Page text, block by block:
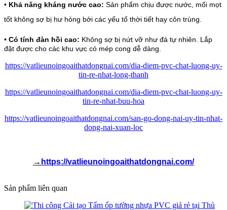
• Khả năng kháng nước cao: Sản phẩm chịu được nước, mối mọt
tốt không sợ bị hư hỏng bởi các yếu tố thời tiết hay côn trùng.
• Có tính đàn hồi cao: Không sợ bị nứt vỡ như đá tự nhiên. Lắp
đặt được cho các khu vực có mép cong dễ dàng.
https://vatlieunoingoaithatdongnai.com/dia-diem-pvc-chat-luong-uy-
tin-re-nhat-long-thanh
https://vatlieunoingoaithatdongnai.com/dia-diem-pvc-chat-luong-uy-
tin-re-nhat-buu-hoa
https://vatlieunoingoaithatdongnai.com/san-go-dong-nai-uy-tin-nhat-
dong-nai-xuan-loc
→ https://vatlieunoingoaithatdongnai.com/
Sản phẩm liên quan